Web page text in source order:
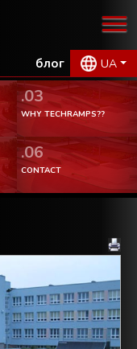
блог UA
.03
WHY TECHRAMPS??
.06
CONTACT